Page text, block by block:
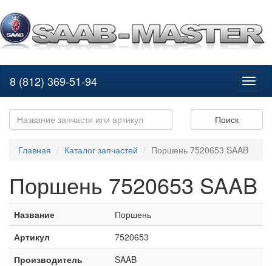
8 (812) 369-51-94
Поиск
Главная Каталог запчастей Поршень 7520653 SAAB
Поршень 7520653 SAAB
Название
Поршень
Артикул
7520653
Производитель
SAAB